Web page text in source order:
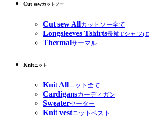
Cut sewカットソー
Cut sew Allカットソー全て
Longsleeves Tshirts長袖Tシャツ(
Thermalサーマル
Knitニット
Knit Allニット全て
Cardigansカーディガン
Sweaterセーター
Knit vestニットベスト